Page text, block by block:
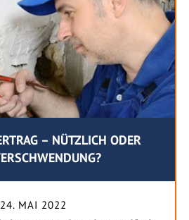
– NÜTZLICH ODER
24. MAI 2022